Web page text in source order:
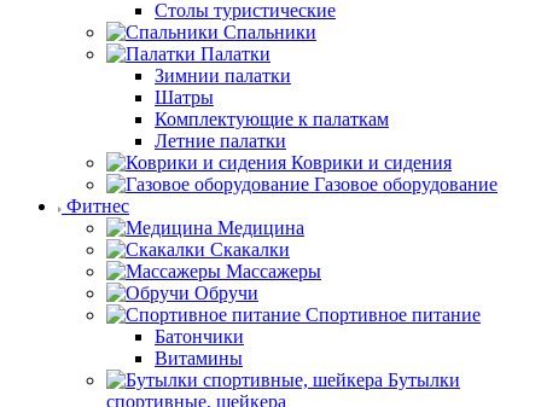
Столы туристические
Спальники
Палатки
Зимнии палатки
Шатры
Комплектующие к палаткам
Летние палатки
Коврики и сидения
Газовое оборудование
Фитнес
Медицина
Скакалки
Массажеры
Обручи
Спортивное питание
Батончики
Витамины
Бутылки
спортивные, шейкера